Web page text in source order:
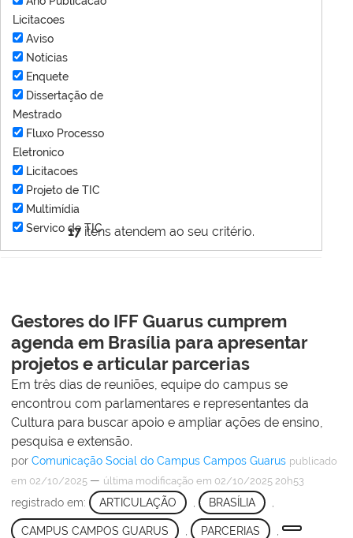
17 itens atendem ao seu critério.
Licitacoes
Aviso
Notícias
Enquete
Dissertação de
Mestrado
Fluxo Processo
Eletronico
Licitacoes
Projeto de TIC
Multimídia
Servico de TIC
Gestores do IFF Guarus cumprem
agenda em Brasília para apresentar
projetos e articular parcerias
Em três dias de reuniões, equipe do campus se
encontrou com parlamentares e representantes da
Cultura para buscar apoio e ampliar ações de ensino,
pesquisa e extensão.
por Comunicação Social do Campus Campos Guarus publicado
em 02/10/2025 — última modificação em 02/10/2025 20h53
registrado em: ARTICULAÇÃO BRASÍLIA
CAMPUS CAMPOS GUARUS PARCERIAS